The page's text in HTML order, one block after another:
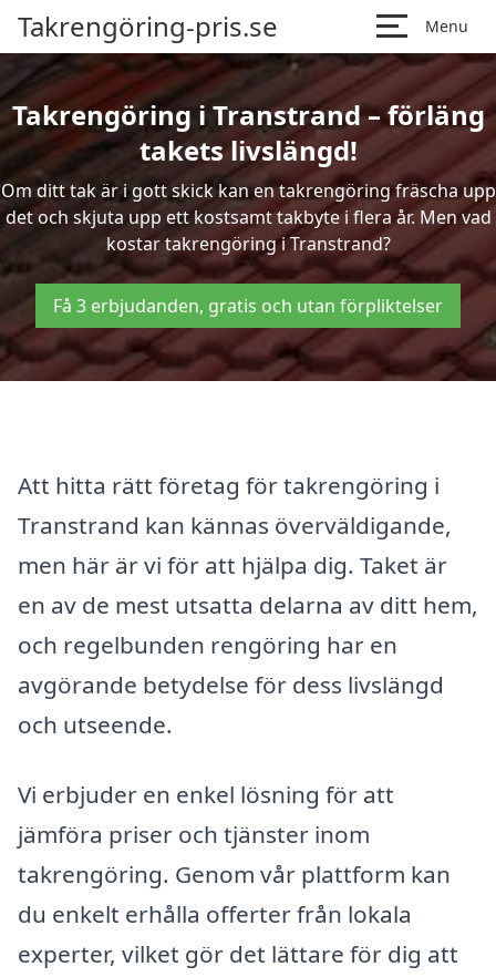
Takrengöring-pris.se Menu
Takrengöring i Transtrand – förläng
takets livslängd!
Om ditt tak är i gott skick kan en takrengöring fräscha upp
det och skjuta upp ett kostsamt takbyte i flera år. Men vad
kostar takrengöring i Transtrand?
Få 3 erbjudanden, gratis och utan förpliktelser
Att hitta rätt företag för takrengöring i
Transtrand kan kännas överväldigande,
men här är vi för att hjälpa dig. Taket är
en av de mest utsatta delarna av ditt hem,
och regelbunden rengöring har en
avgörande betydelse för dess livslängd
och utseende.
Vi erbjuder en enkel lösning för att
jämföra priser och tjänster inom
takrengöring. Genom vår plattform kan
du enkelt erhålla offerter från lokala
experter, vilket gör det lättare för dig att